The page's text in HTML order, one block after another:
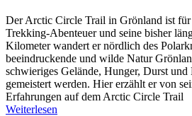
Der Arctic Circle Trail in Grönland ist für
Trekking-Abenteuer und seine bisher
Kilometer wandert er nördlich des
beeindruckende und wilde Natur
schwieriges Gelände, Hunger, Durst und
gemeistert werden. Hier erzählt er von
Erfahrungen auf dem Arctic Circle Trail
Weiterlesen